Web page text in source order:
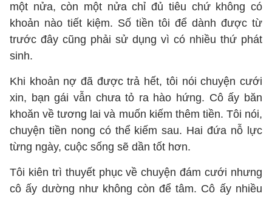
một nửa, còn một nửa chỉ đủ tiêu chứ không có
khoản nào tiết kiệm. Số tiền tôi để dành được từ
trước đây cũng phải sử dụng vì có nhiều thứ phát
sinh.
Khi khoản nợ đã được trả hết, tôi nói chuyện cưới
xin, bạn gái vẫn chưa tỏ ra hào hứng. Cô ấy băn
khoăn về tương lai và muốn kiếm thêm tiền. Tôi nói,
chuyện tiền nong có thể kiếm sau. Hai đứa nỗ lực
từng ngày, cuộc sống sẽ dần tốt hơn.
Tôi kiên trì thuyết phục về chuyện đám cưới nhưng
cô ấy dường như không còn để tâm. Cô ấy nhiều